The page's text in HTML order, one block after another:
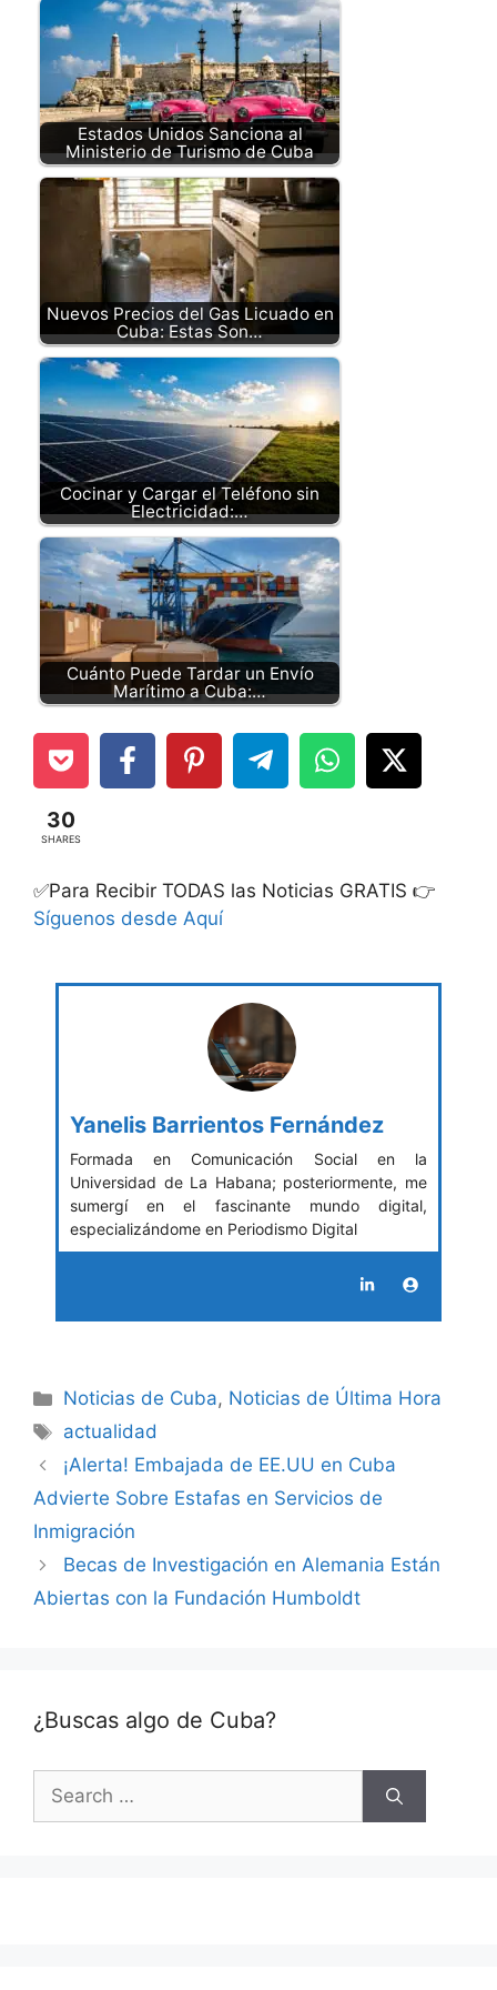
Estados Unidos Sanciona al
Ministerio de Turismo de Cuba
Nuevos Precios del Gas Licuado en
Cuba: Estas Son…
Cocinar y Cargar el Teléfono sin
Electricidad:…
Cuánto Puede Tardar un Envío
Marítimo a Cuba:…
30
SHARES
✅Para Recibir TODAS las Noticias GRATIS 👉
Síguenos desde Aquí
Yanelis Barrientos Fernández
Formada en Comunicación Social en la
Universidad de La Habana; posteriormente, me
sumergí en el fascinante mundo digital,
especializándome en Periodismo Digital
Categories
Noticias de Cuba, Noticias de Última Hora
Tags
actualidad
¡Alerta! Embajada de EE.UU en Cuba
Advierte Sobre Estafas en Servicios de
Inmigración
Becas de Investigación en Alemania Están
Abiertas con la Fundación Humboldt
¿Buscas algo de Cuba?
Search
for: